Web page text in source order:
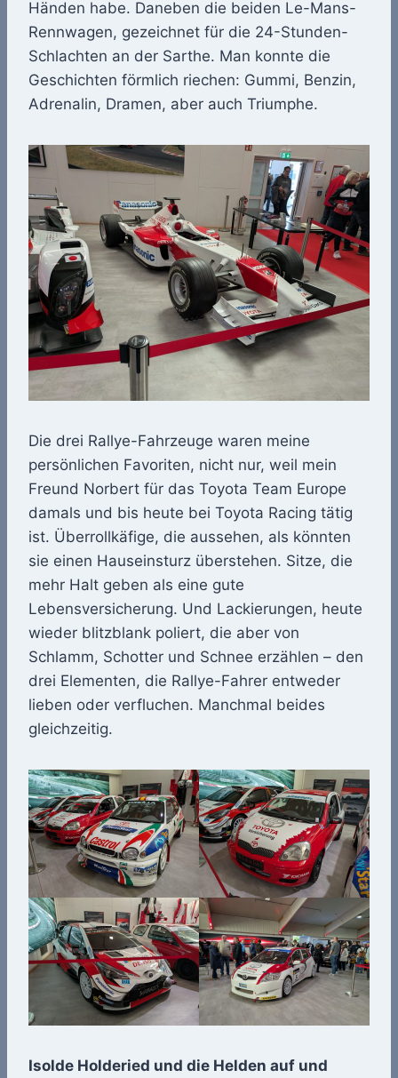
Händen habe. Daneben die beiden Le-Mans-
Rennwagen, gezeichnet für die 24-Stunden-
Schlachten an der Sarthe. Man konnte die
Geschichten förmlich riechen: Gummi, Benzin,
Adrenalin, Dramen, aber auch Triumphe.
Die drei Rallye-Fahrzeuge waren meine
persönlichen Favoriten, nicht nur, weil mein
Freund Norbert für das Toyota Team Europe
damals und bis heute bei Toyota Racing tätig
ist. Überrollkäfige, die aussehen, als könnten
sie einen Hauseinsturz überstehen. Sitze, die
mehr Halt geben als eine gute
Lebensversicherung. Und Lackierungen, heute
wieder blitzblank poliert, die aber von
Schlamm, Schotter und Schnee erzählen – den
drei Elementen, die Rallye-Fahrer entweder
lieben oder verfluchen. Manchmal beides
gleichzeitig.
Isolde Holderied und die Helden auf und